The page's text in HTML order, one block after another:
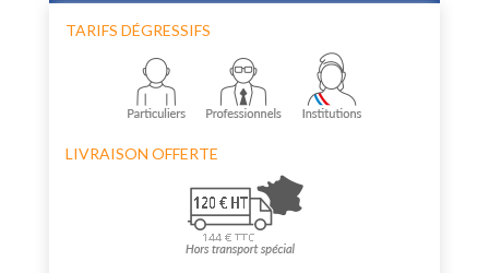
TARIFS DÉGRESSIFS
LIVRAISON OFFERTE